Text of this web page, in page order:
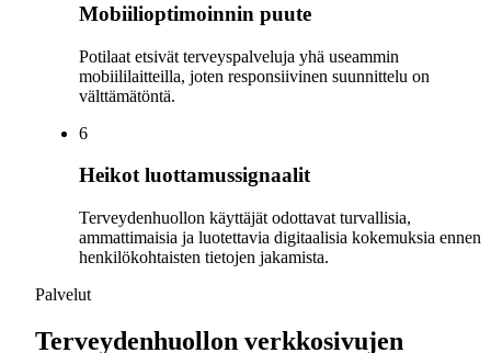
Mobiilioptimoinnin puute
Potilaat etsivät terveyspalveluja yhä useammin
mobiililaitteilla, joten responsiivinen suunnittelu on
välttämätöntä.
6
Heikot luottamussignaalit
Terveydenhuollon käyttäjät odottavat turvallisia,
ammattimaisia ja luotettavia digitaalisia kokemuksia ennen
henkilökohtaisten tietojen jakamista.
Palvelut
Terveydenhuollon verkkosivujen